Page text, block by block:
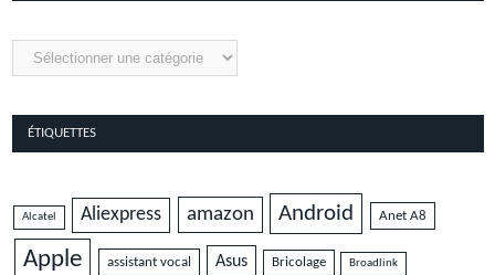
Catégories
ÉTIQUETTES
Alcatel Aliexpress amazon Android Anet A8
Apple assistant vocal Asus Bricolage Broadlink